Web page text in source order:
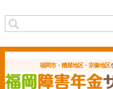
福岡市・糟屋地区・宗像地区